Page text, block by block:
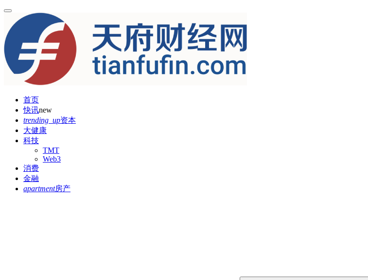
首页
快讯new
trending_up资本
大健康
科技
TMT
Web3
消费
金融
apartment房产